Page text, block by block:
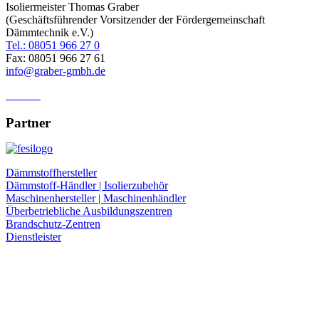
Isoliermeister Thomas Graber
(Geschäftsführender Vorsitzender der Fördergemeinschaft
Dämmtechnik e.V.)
Tel.: 08051 966 27 0
Fax: 08051 966 27 61
info@graber-gmbh.de
Partner
Dämmstoffhersteller
Dämmstoff-Händler | Isolierzubehör
Maschinenhersteller | Maschinenhändler
Überbetriebliche Ausbildungszentren
Brandschutz-Zentren
Dienstleister